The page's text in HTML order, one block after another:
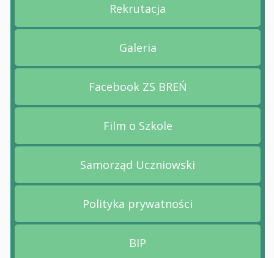
Przejdź na stronę
Rekrutacja
Przejdź na stronę Galeria
Galeria
Przejdź na stronę
Facebook ZS BREŃ
Przejdź na stronę Film o
Film o Szkole
Przejdź na stronę
Samorząd Uczniowski
Przejdź na stronę
Polityka prywatności
Przejdź na stronę BIP
BIP